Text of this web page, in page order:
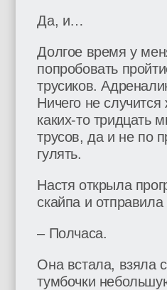
Да, и…
Долгое время у
попробовать
трусиков.
Ничего не случится
каких-то тридцать
трусов, да и не по
гулять.
Настя открыла
скайпа и
– Полчаса.
Она встала, взяла
тумбочки